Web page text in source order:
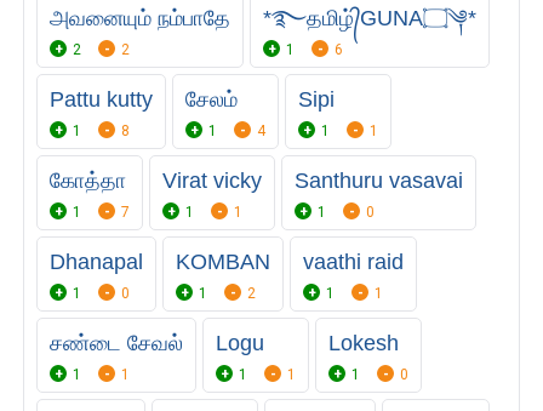
அவனையும் நம்பாதே
2 2
*࿐தமிழ்᭄GUNA۝༆*
1 6
Pattu kutty
1 8
சேலம்
1 4
Sipi
1 1
கோத்தா
1 7
Virat vicky
1 1
Santhuru vasavai
1 0
Dhanapal
1 0
KOMBAN
1 2
vaathi raid
1 1
சண்டை சேவல்
1 1
Logu
1 1
Lokesh
1 0